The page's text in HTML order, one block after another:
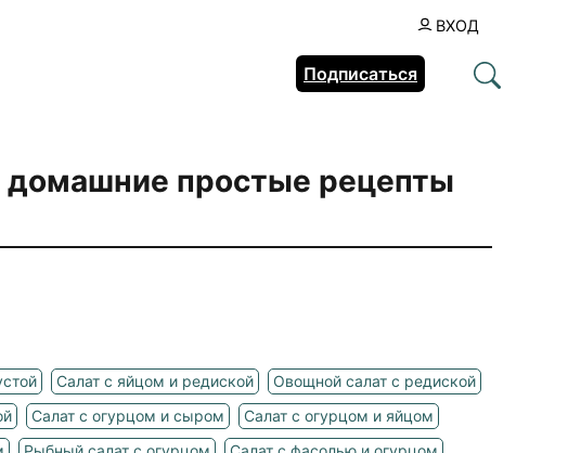
ВХОД
Подписаться
домашние простые рецепты
Салат с яйцом и редиской
Овощной салат с редиской
Салат с огурцом и сыром
Салат с огурцом и яйцом